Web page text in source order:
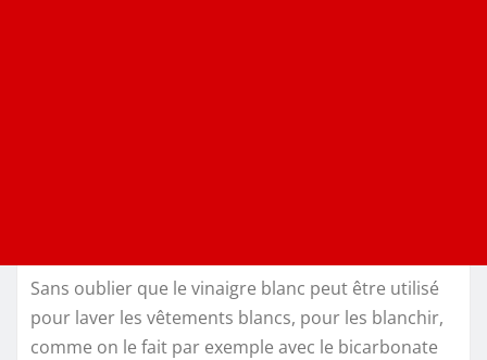
Sans oublier que le vinaigre blanc peut être utilisé
pour laver les vêtements blancs, pour les blanchir,
comme on le fait par exemple avec le bicarbonate